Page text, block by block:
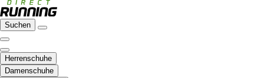
Suchen
Herrenschuhe
Damenschuhe